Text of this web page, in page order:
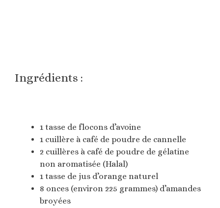
Ingrédients :
1 tasse de flocons d’avoine
1 cuillère à café de poudre de cannelle
2 cuillères à café de poudre de gélatine
non aromatisée (Halal)
1 tasse de jus d’orange naturel
8 onces (environ 225 grammes) d’amandes
broyées